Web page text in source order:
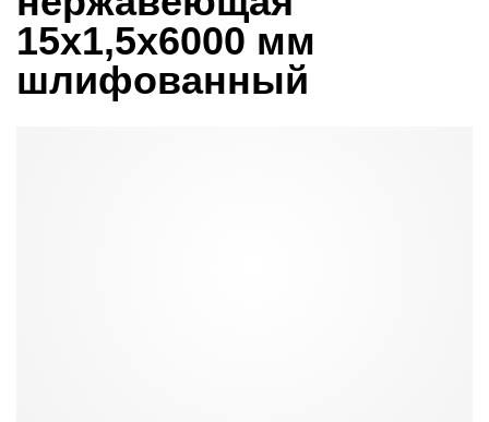
15х1,5х6000 мм
шлифованный